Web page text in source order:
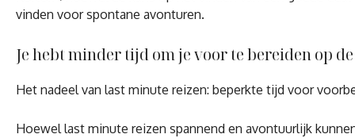
vinden voor spontane avonturen.
Je hebt minder tijd om je voor te bereiden op
Het nadeel van last minute reizen: beperkte tijd voor
Hoewel last minute reizen spannend en avontuurlijk